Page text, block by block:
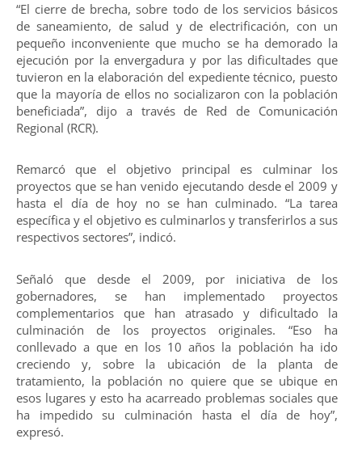
“El cierre de brecha, sobre todo de los servicios básicos
de saneamiento, de salud y de electrificación, con un
pequeño inconveniente que mucho se ha demorado la
ejecución por la envergadura y por las dificultades que
tuvieron en la elaboración del expediente técnico, puesto
que la mayoría de ellos no socializaron con la población
beneficiada”, dijo a través de Red de Comunicación
Regional (RCR).
Remarcó que el objetivo principal es culminar los
proyectos que se han venido ejecutando desde el 2009 y
hasta el día de hoy no se han culminado. “La tarea
específica y el objetivo es culminarlos y transferirlos a sus
respectivos sectores”, indicó.
Señaló que desde el 2009, por iniciativa de los
gobernadores, se han implementado proyectos
complementarios que han atrasado y dificultado la
culminación de los proyectos originales. “Eso ha
conllevado a que en los 10 años la población ha ido
creciendo y, sobre la ubicación de la planta de
tratamiento, la población no quiere que se ubique en
esos lugares y esto ha acarreado problemas sociales que
ha impedido su culminación hasta el día de hoy”,
expresó.